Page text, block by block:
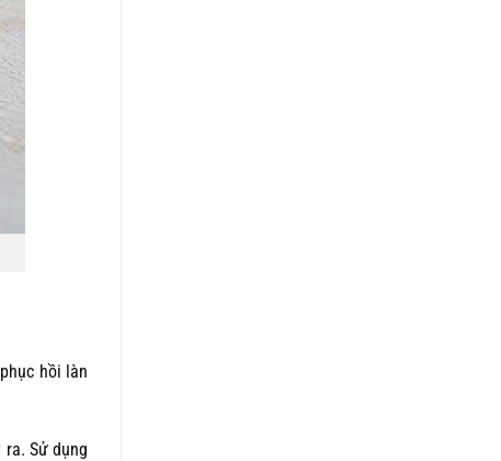
hồi làn
Sử dụng